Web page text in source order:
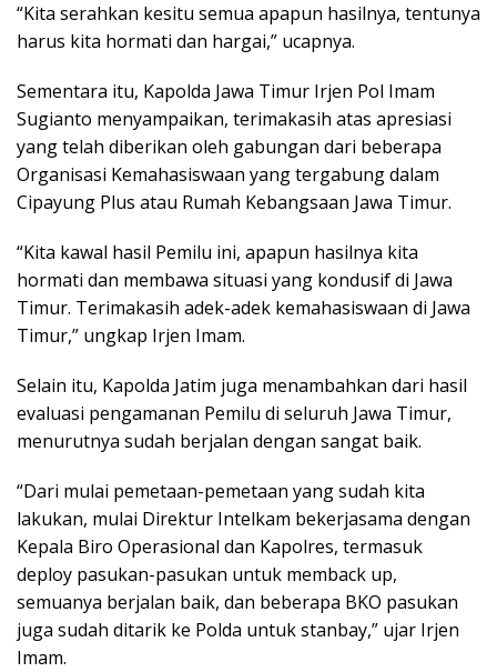
“Kita serahkan kesitu semua apapun hasilnya, tentunya
harus kita hormati dan hargai,” ucapnya.
Sementara itu, Kapolda Jawa Timur Irjen Pol Imam
Sugianto menyampaikan, terimakasih atas apresiasi
yang telah diberikan oleh gabungan dari beberapa
Organisasi Kemahasiswaan yang tergabung dalam
Cipayung Plus atau Rumah Kebangsaan Jawa Timur.
“Kita kawal hasil Pemilu ini, apapun hasilnya kita
hormati dan membawa situasi yang kondusif di Jawa
Timur. Terimakasih adek-adek kemahasiswaan di Jawa
Timur,” ungkap Irjen Imam.
Selain itu, Kapolda Jatim juga menambahkan dari hasil
evaluasi pengamanan Pemilu di seluruh Jawa Timur,
menurutnya sudah berjalan dengan sangat baik.
“Dari mulai pemetaan-pemetaan yang sudah kita
lakukan, mulai Direktur Intelkam bekerjasama dengan
Kepala Biro Operasional dan Kapolres, termasuk
deploy pasukan-pasukan untuk memback up,
semuanya berjalan baik, dan beberapa BKO pasukan
juga sudah ditarik ke Polda untuk stanbay,” ujar Irjen
Imam.